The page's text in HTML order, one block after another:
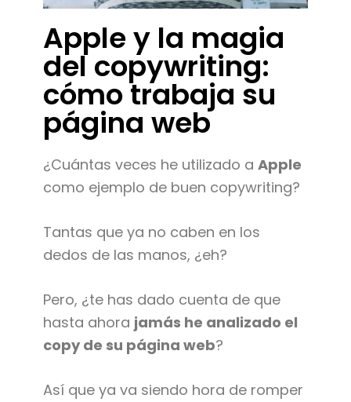
Apple y la magia
del copywriting:
cómo trabaja su
página web
¿Cuántas veces he utilizado a Apple
como ejemplo de buen copywriting?
Tantas que ya no caben en los
dedos de las manos, ¿eh?
Pero, ¿te has dado cuenta de que
hasta ahora jamás he analizado el
copy de su página web?
Así que ya va siendo hora de romper